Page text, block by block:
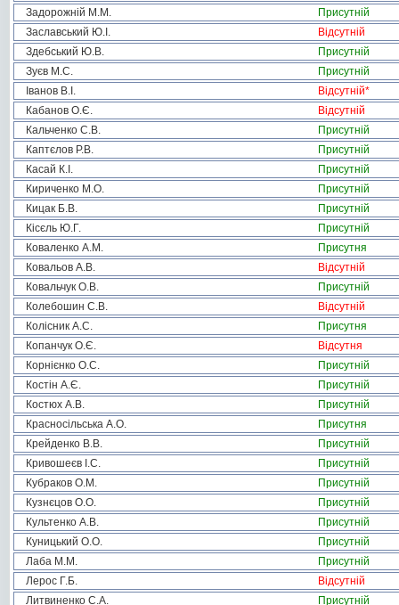
Задорожній М.М.
Присутній
Заславський Ю.І.
Відсутній
Здебський Ю.В.
Присутній
Зуєв М.С.
Присутній
Іванов В.І.
Відсутній*
Кабанов О.Є.
Відсутній
Кальченко С.В.
Присутній
Каптєлов Р.В.
Присутній
Касай К.І.
Присутній
Кириченко М.О.
Присутній
Кицак Б.В.
Присутній
Кісєль Ю.Г.
Присутній
Коваленко А.М.
Присутня
Ковальов А.В.
Відсутній
Ковальчук О.В.
Присутній
Колебошин С.В.
Відсутній
Колісник А.С.
Присутня
Копанчук О.Є.
Відсутня
Корнієнко О.С.
Присутній
Костін А.Є.
Присутній
Костюх А.В.
Присутній
Красносільська А.О.
Присутня
Крейденко В.В.
Присутній
Кривошеєв І.С.
Присутній
Кубраков О.М.
Присутній
Кузнєцов О.О.
Присутній
Культенко А.В.
Присутній
Куницький О.О.
Присутній
Лаба М.М.
Присутній
Лерос Г.Б.
Відсутній
Литвиненко С.А.
Присутній